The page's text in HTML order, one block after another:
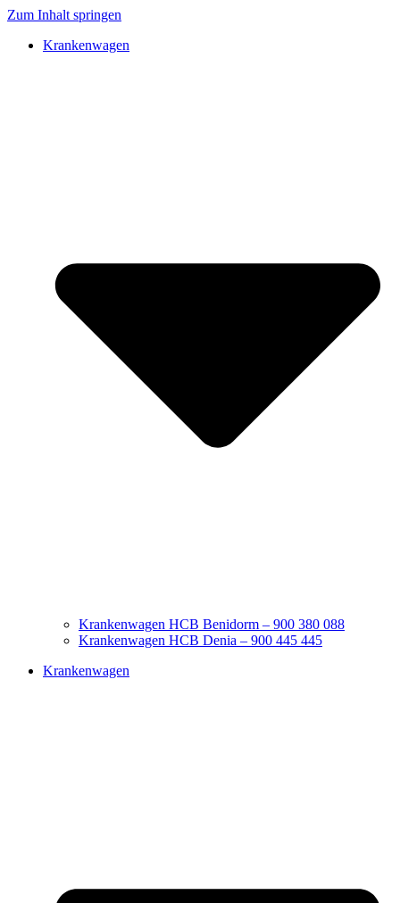
Zum Inhalt springen
Krankenwagen
Krankenwagen HCB Benidorm – 900 380 088
Krankenwagen HCB Denia – 900 445 445
Krankenwagen